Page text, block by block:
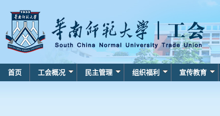
首页 工会概况 民主管理 组织福利 宣传教育